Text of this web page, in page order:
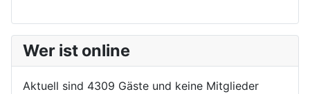
Wer ist online
Aktuell sind 4309 Gäste und keine Mitglieder